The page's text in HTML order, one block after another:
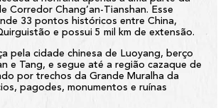
Corredor Chang’an-Tianshan. Esse
33 pontos históricos entre China,
e possui 5 mil km de extensão.
pela cidade chinesa de Luoyang, berço
e Tang, e segue até a região cazaque de
por trechos da Grande Muralha da
pagodes, monumentos e ruínas